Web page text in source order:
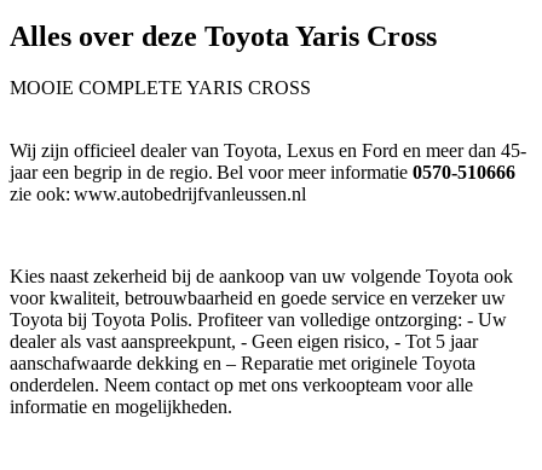
Alles over deze Toyota Yaris Cross
MOOIE COMPLETE YARIS CROSS
Wij zijn officieel dealer van Toyota, Lexus en Ford en meer dan 45-
jaar een begrip in de regio. Bel voor meer informatie 0570-510666
zie ook: www.autobedrijfvanleussen.nl
Kies naast zekerheid bij de aankoop van uw volgende Toyota ook
voor kwaliteit, betrouwbaarheid en goede service en verzeker uw
Toyota bij Toyota Polis. Profiteer van volledige ontzorging: - Uw
dealer als vast aanspreekpunt, - Geen eigen risico, - Tot 5 jaar
aanschafwaarde dekking en – Reparatie met originele Toyota
onderdelen. Neem contact op met ons verkoopteam voor alle
informatie en mogelijkheden.